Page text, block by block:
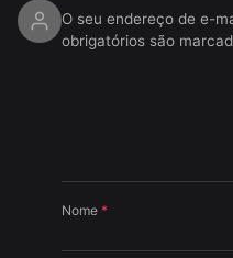
O seu endereço de e-
obrigatórios são
Nome *